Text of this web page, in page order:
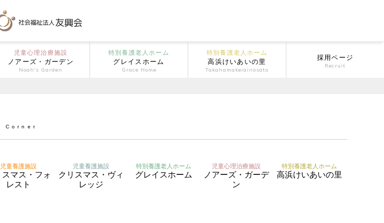
児童心理治療施設
ノアーズ・ガーデン
Noah's Garden
特別養護老人ホーム
グレイスホーム
Grace Home
特別養護老人ホーム
高浜けいあいの里
Takahamakeiainosato
採用ページ
Recruit
Corner
児童養護施設
スマス・フォ
レスト
児童養護施設
クリスマス・ヴィ
レッジ
特別養護老人ホーム
グレイスホーム
児童心理治療施設
ノアーズ・ガーデ
ン
特別養護老人ホーム
高浜けいあいの里